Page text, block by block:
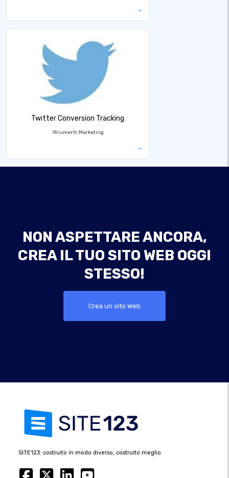
Twitter Conversion Tracking
Strumenti Marketing
NON ASPETTARE ANCORA,
CREA IL TUO SITO WEB OGGI
STESSO!
Crea un sito Web
SITE123: costruito in modo diverso, costruito meglio.